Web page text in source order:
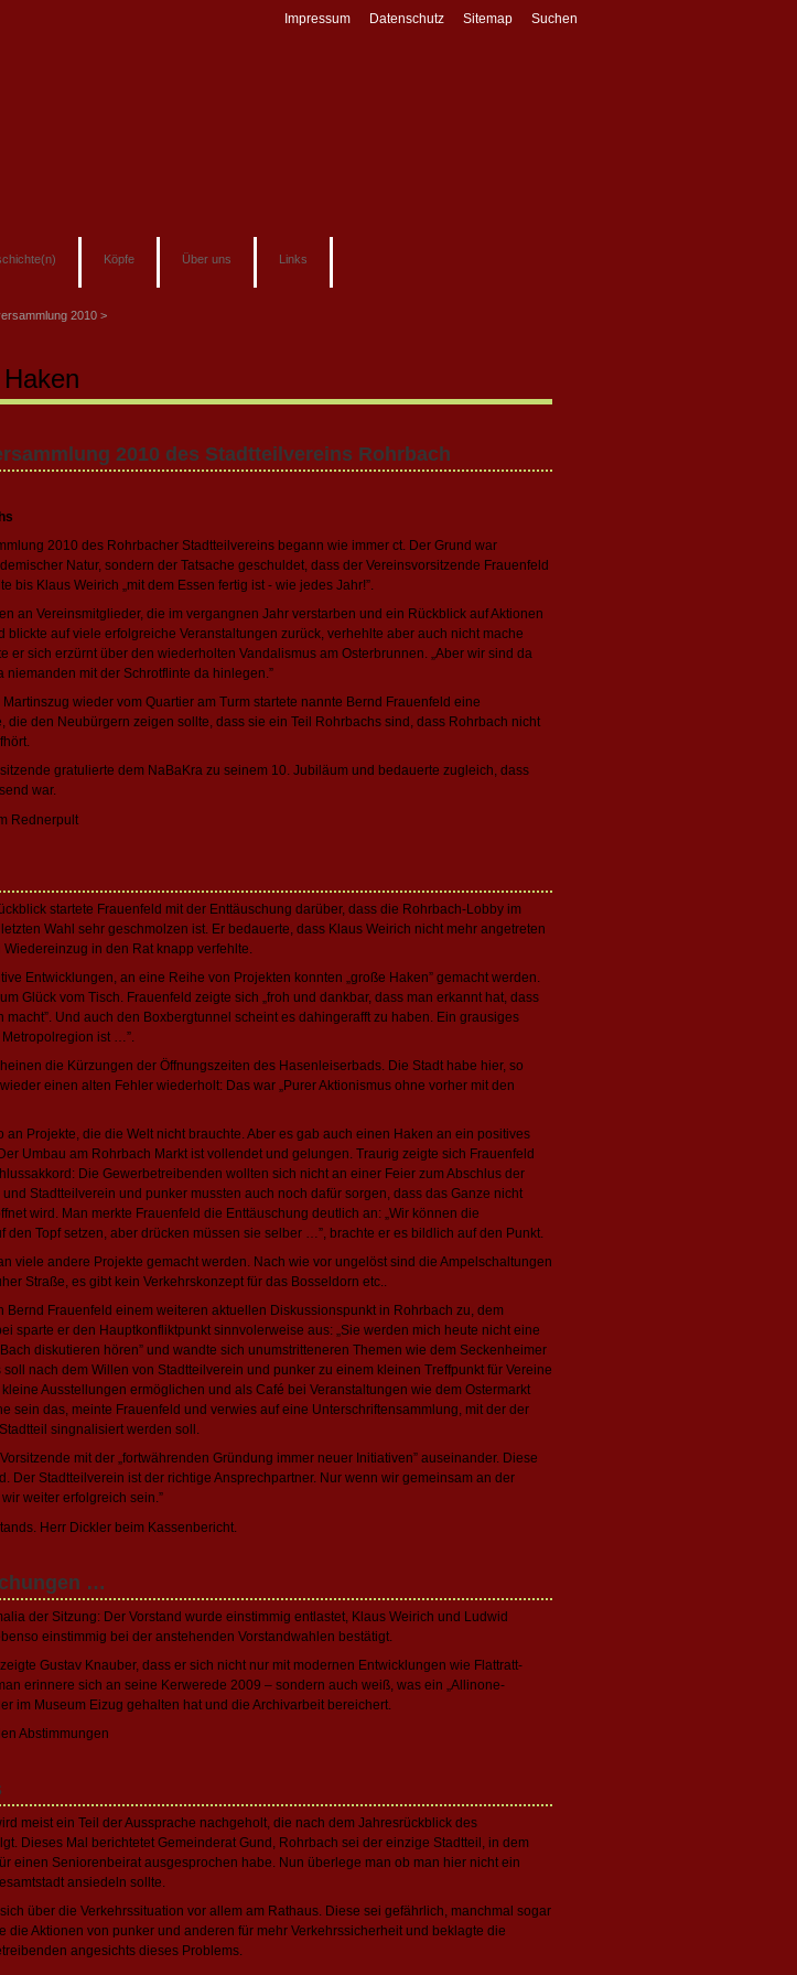
Köpfe Über uns Links
2010
Impressum Datenschutz Sitemap Suchen
2010 des Stadtteilvereins Rohrbach
2010 des Rohrbacher Stadtteilvereins begann wie immer ct. Der Grund war
Natur, sondern der Tatsache geschuldet, dass der Vereinsvorsitzende Frauenfeld
bis Klaus Weirich „mit dem Essen fertig ist - wie jedes Jahr!”.
an Vereinsmitglieder, die im vergangnen Jahr verstarben und ein Rückblick auf Aktionen
blickte auf viele erfolgreiche Veranstaltungen zurück, verhehlte aber auch nicht mache
er sich erzürnt über den wiederholten Vandalismus am Osterbrunnen. „Aber wir sind da
niemanden mit der Schrotflinte da hinlegen.”
Martinszug wieder vom Quartier am Turm startete nannte Bernd Frauenfeld eine
die den Neubürgern zeigen sollte, dass sie ein Teil Rohrbachs sind, dass Rohrbach nicht
gratulierte dem NaBaKra zu seinem 10. Jubiläum und bedauerte zugleich, dass
war.
startete Frauenfeld mit der Enttäuschung darüber, dass die Rohrbach-Lobby im
Wahl sehr geschmolzen ist. Er bedauerte, dass Klaus Weirich nicht mehr angetreten
in den Rat knapp verfehlte.
Entwicklungen, an eine Reihe von Projekten konnten „große Haken” gemacht werden.
Glück vom Tisch. Frauenfeld zeigte sich „froh und dankbar, dass man erkannt hat, dass
macht”. Und auch den Boxbergtunnel scheint es dahingerafft zu haben. Ein grausiges
Metropolregion ist …”.
die Kürzungen der Öffnungszeiten des Hasenleiserbads. Die Stadt habe hier, so
einen alten Fehler wiederholt: Das war „Purer Aktionismus ohne vorher mit den
an Projekte, die die Welt nicht brauchte. Aber es gab auch einen Haken an ein positives
Umbau am Rohrbach Markt ist vollendet und gelungen. Traurig zeigte sich Frauenfeld
Die Gewerbetreibenden wollten sich nicht an einer Feier zum Abschlus der
Stadtteilverein und punker mussten auch noch dafür sorgen, dass das Ganze nicht
wird. Man merkte Frauenfeld die Enttäuschung deutlich an: „Wir können die
den Topf setzen, aber drücken müssen sie selber …”, brachte er es bildlich auf den Punkt.
viele andere Projekte gemacht werden. Nach wie vor ungelöst sind die Ampelschaltungen
Straße, es gibt kein Verkehrskonzept für das Bosseldorn etc..
Bernd Frauenfeld einem weiteren aktuellen Diskussionspunkt in Rohrbach zu, dem
sparte er den Hauptkonfliktpunkt sinnvolerweise aus: „Sie werden mich heute nicht eine
diskutieren hören” und wandte sich unumstritteneren Themen wie dem Seckenheimer
nach dem Willen von Stadtteilverein und punker zu einem kleinen Treffpunkt für Vereine
Ausstellungen ermöglichen und als Café bei Veranstaltungen wie dem Ostermarkt
sein das, meinte Frauenfeld und verwies auf eine Unterschriftensammlung, mit der der
singnalisiert werden soll.
mit der „fortwährenden Gründung immer neuer Initiativen” auseinander. Diese
Der Stadtteilverein ist der richtige Ansprechpartner. Nur wenn wir gemeinsam an der
weiter erfolgreich sein.”
…
der Sitzung: Der Vorstand wurde einstimmig entlastet, Klaus Weirich und Ludwid
einstimmig bei der anstehenden Vorstandwahlen bestätigt.
Gustav Knauber, dass er sich nicht nur mit modernen Entwicklungen wie Flattratt-
erinnere sich an seine Kerwerede 2009 – sondern auch weiß, was ein „Allinone-
im Museum Eizug gehalten hat und die Archivarbeit bereichert.
meist ein Teil der Aussprache nachgeholt, die nach dem Jahresrückblick des
Dieses Mal berichtetet Gemeinderat Gund, Rohrbach sei der einzige Stadtteil, in dem
einen Seniorenbeirat ausgesprochen habe. Nun überlege man ob man hier nicht ein
ansiedeln sollte.
über die Verkehrssituation vor allem am Rathaus. Diese sei gefährlich, manchmal sogar
die Aktionen von punker und anderen für mehr Verkehrssicherheit und beklagte die
angesichts dieses Problems.